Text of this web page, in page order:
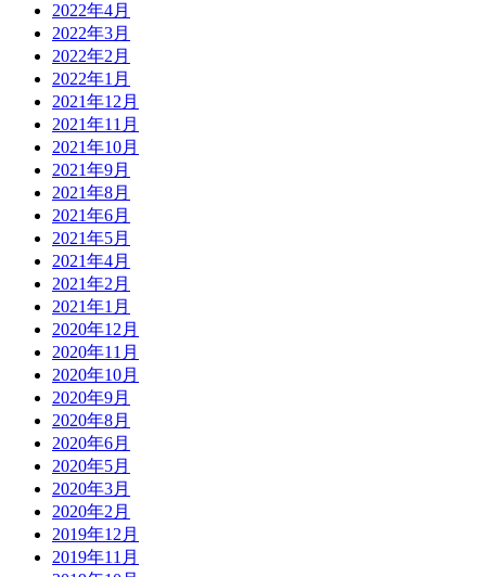
2022年4月
2022年3月
2022年2月
2022年1月
2021年12月
2021年11月
2021年10月
2021年9月
2021年8月
2021年6月
2021年5月
2021年4月
2021年2月
2021年1月
2020年12月
2020年11月
2020年10月
2020年9月
2020年8月
2020年6月
2020年5月
2020年3月
2020年2月
2019年12月
2019年11月